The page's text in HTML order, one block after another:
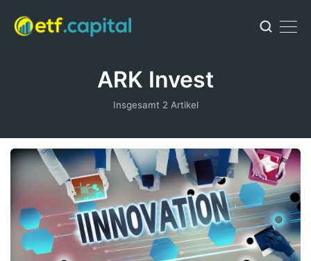
ARK Invest
Insgesamt 2 Artikel